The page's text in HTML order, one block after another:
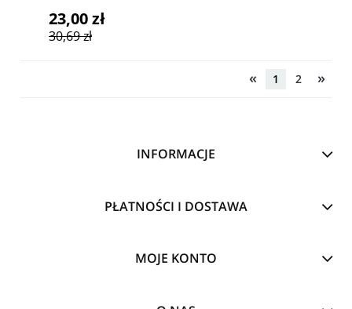
23,00 zł
30,69 zł
« 1 2 »
INFORMACJE
PŁATNOŚCI I DOSTAWA
MOJE KONTO